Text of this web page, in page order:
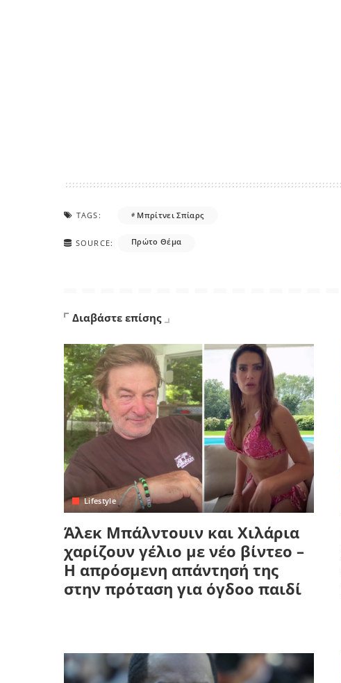
TAGS: Μπρίτνει Σπίαρς
SOURCE: Πρώτο Θέμα
Διαβάστε επίσης
Lifestyle
Άλεκ Μπάλντουιν και Χιλάρια
χαρίζουν γέλιο με νέο βίντεο –
Η απρόσμενη απάντησή της
στην πρόταση για όγδοο παιδί